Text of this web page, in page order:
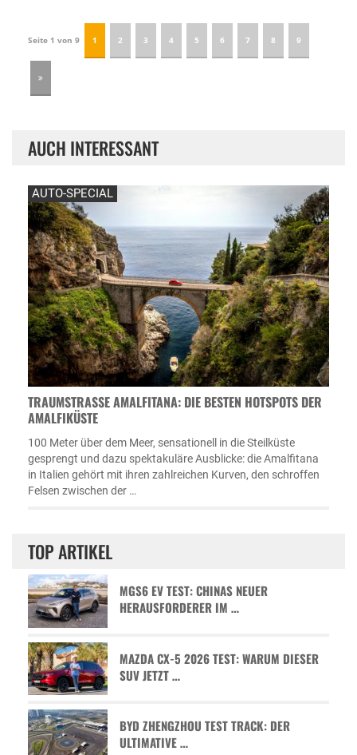
Seite 1 von 9 1 2 3 4 5 6 7 8 9
AUCH INTERESSANT
AUTO-SPECIAL
TRAUMSTRASSE AMALFITANA: DIE BESTEN HOTSPOTS DER A
MALFIKÜSTE
100 Meter über dem Meer, sensationell in die Steilküste
gesprengt und dazu spektakuläre Ausblicke: die Amalfitana
in Italien gehört mit ihren zahlreichen Kurven, den schroffen
Felsen zwischen der …
TOP ARTIKEL
MGS6 EV TEST: CHINAS NEUER
HERAUSFORDERER IM …
MAZDA CX-5 2026 TEST: WARUM DIESER
SUV JETZT …
BYD ZHENGZHOU TEST TRACK: DER
ULTIMATIVE …